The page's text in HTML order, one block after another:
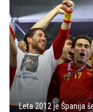
Leta 2012 je Španija